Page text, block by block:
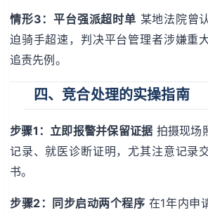
情形3：平台强派超时单 某地法院曾
迫骑手超速，判决平台管理者涉嫌重
追责先例。
四、竞合处理的实操指南
步骤1：立即报警并保留证据 拍摄现场
记录、就医诊断证明，尤其注意记录
书。
步骤2：同步启动两个程序 在1年内申